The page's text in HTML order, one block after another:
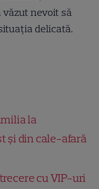
nevoit să
delicată.
la
și din cale-afară
cu VIP-uri